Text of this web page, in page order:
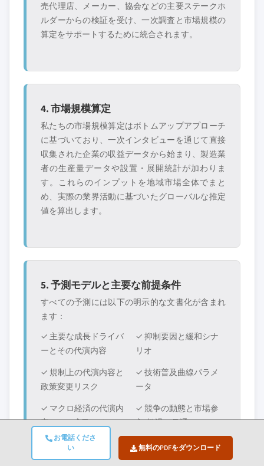
お電話くださ
い
無料のPDFをダウンロード
売代理店、メーカー、協会などの主要ステークホ
ルダーからの検証を受け、一次調査と市場規模の
算定をサポートするために統合されます。
4. 市場規模算定
私たちの市場規模算定はボトムアップアプローチ
に基づいており、一次インタビューを通じて直接
収集された企業の収益データから始まり、製造業
者の生産量データや設置・展開統計が加わりま
す。これらのインプットを地域市場全体でまと
め、実際の業界活動に基づいたグローバルな推定
値を算出します。
5. 予測モデルと主要な前提条件
すべての予測には以下の明示的な文書化が含まれ
ます：
✓ 主要な成長ドライバ
ーとその代演内容
✓ 抑制要因と緩和シナ
リオ
✓ 規制上の代演内容と
政策変更リスク
✓ 技術普及曲線パラメ
ータ
✓ マクロ経済の代演内
容（GDP成長、インフ
レ、通貨）
✓ 競争の動態と市場参
入/椭退の見通し